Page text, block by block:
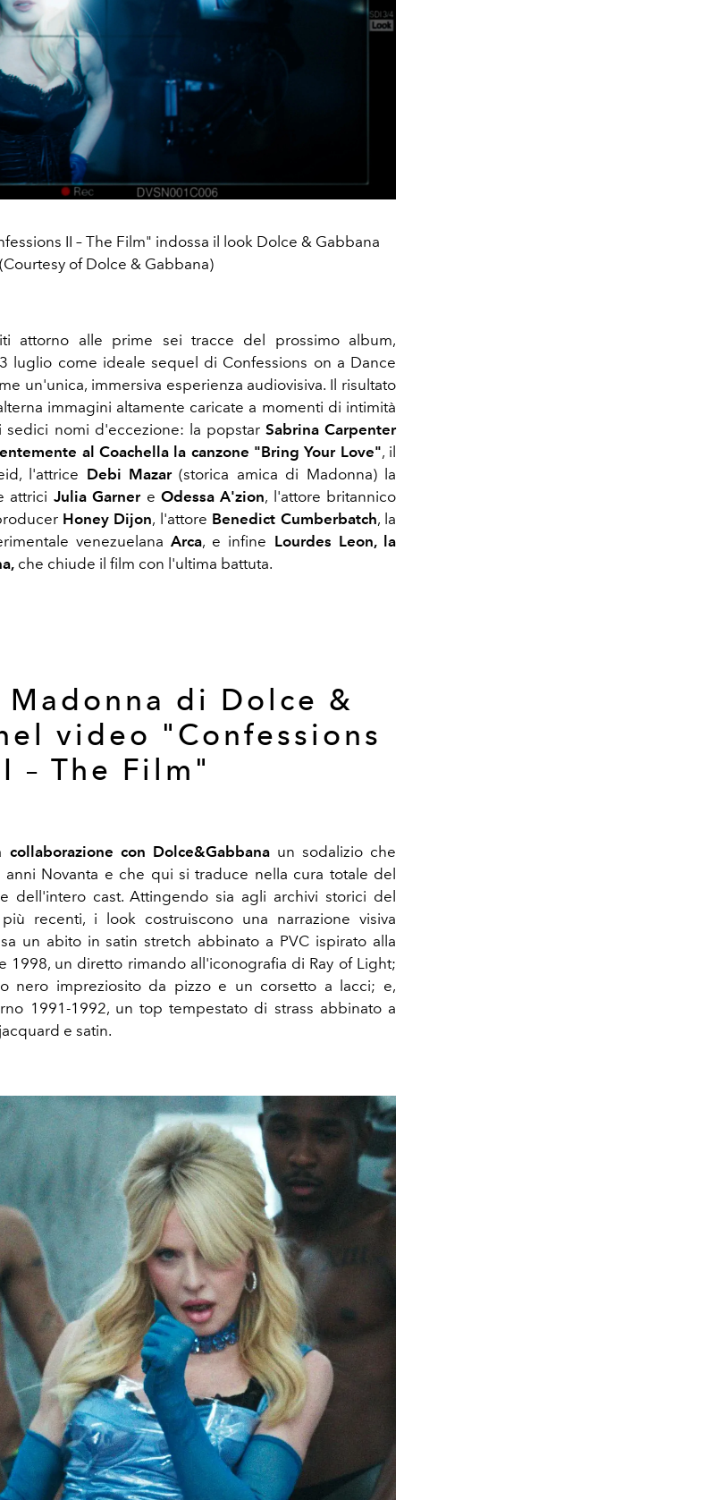
II – The Film" indossa il look Dolce & Gabbana
(Courtesy of Dolce & Gabbana)
attorno alle prime sei tracce del prossimo album,
luglio come ideale sequel di Confessions on a Dance
un'unica, immersiva esperienza audiovisiva. Il risultato
immagini altamente caricate a momenti di intimità
sedici nomi d'eccezione: la popstar Sabrina Carpenter
al Coachella la canzone "Bring Your Love", il
l'attrice Debi Mazar(storica amica di Madonna) la
attrici Julia Garnere Odessa A'zion, l'attore britannico
Honey Dijon, l'attore Benedict Cumberbatch, la
venezuelana Arca, e infine Lourdes Leon, la
che chiude il film con l'ultima battuta.
di Dolce &
video "Confessions
– The Film"
collaborazione con Dolce&Gabbanaun sodalizio che
Novanta e che qui si traduce nella cura totale del
dell'intero cast. Attingendo sia agli archivi storici del
recenti, i look costruiscono una narrazione visiva
un abito in satin stretch abbinato a PVC ispirato alla
1998, un diretto rimando all'iconografia di Ray of Light;
nero impreziosito da pizzo e un corsetto a lacci; e,
1991-1992, un top tempestato di strass abbinato a
e satin.